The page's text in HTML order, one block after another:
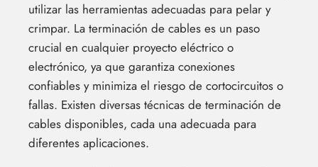
utilizar las herramientas adecuadas para pelar y
crimpar. La terminación de cables es un paso
crucial en cualquier proyecto eléctrico o
electrónico, ya que garantiza conexiones
confiables y minimiza el riesgo de cortocircuitos o
fallas. Existen diversas técnicas de terminación de
cables disponibles, cada una adecuada para
diferentes aplicaciones.